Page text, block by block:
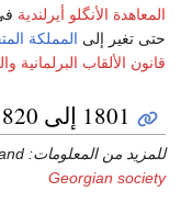
المعاهدة الأنگلو أيرلندية
حتى تغير إلى المملكة
قانون الألقاب البرلمانية
1801 إلى 1820
للمزيد من المعلومات: and
Georgian society